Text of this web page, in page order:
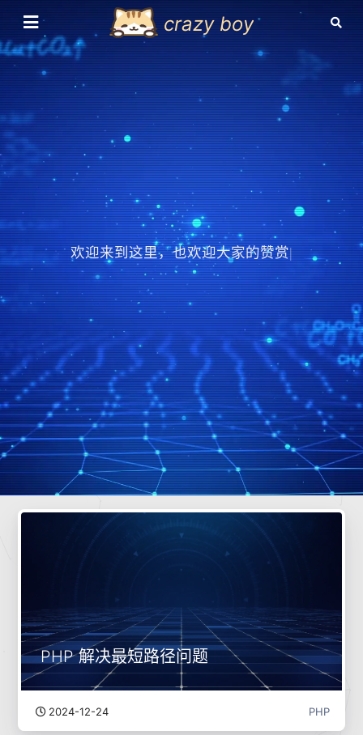
crazy boy
欢迎来到这里，也欢迎大家的赞赏|
PHP 解决最短路径问题
2024-12-24 PHP